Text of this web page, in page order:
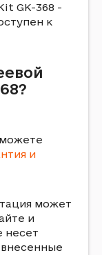
GK-368 -
к
и
может
и
несет